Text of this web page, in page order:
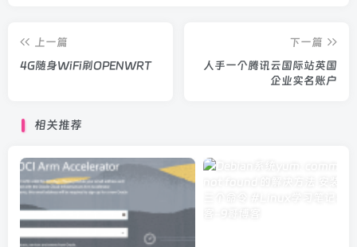
上一篇
4G随身WiFi刷OPENWRT
下一篇
人手一个腾讯云国际站英国
企业实名账户
相关推荐